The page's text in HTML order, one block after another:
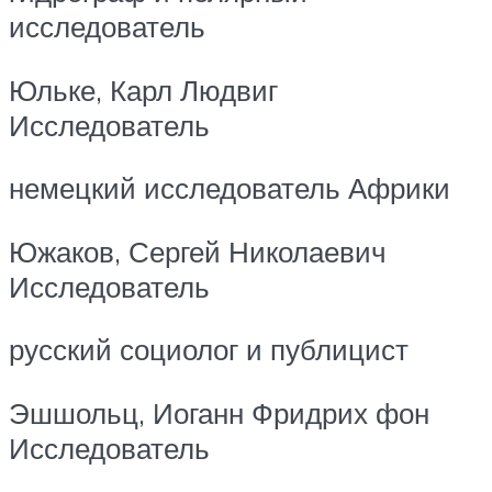
исследователь
Юльке, Карл Людвиг
Исследователь
немецкий исследователь Африки
Южаков, Сергей Николаевич
Исследователь
русский социолог и публицист
Эшшольц, Иоганн Фридрих фон
Исследователь